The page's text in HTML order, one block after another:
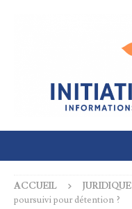
ACCUEIL JURIDIQUE
poursuivi pour détention ?